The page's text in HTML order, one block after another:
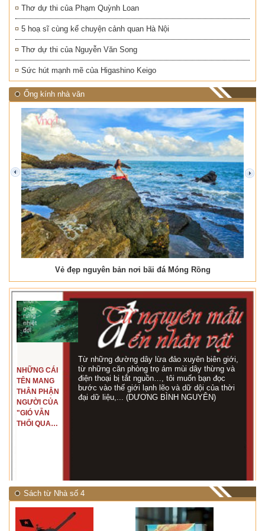
Thơ dự thi của Phạm Quỳnh Loan
5 hoạ sĩ cùng kể chuyện cảnh quan Hà Nội
Thơ dự thi của Nguyễn Văn Song
Sức hút mạnh mẽ của Higashino Keigo
Ống kính nhà văn
Vẻ đẹp nguyên bản nơi bãi đá Móng Rồng
prev next
NHỮNG CÁI
TÊN MANG
THÂN PHẬN
NGƯỜI CỦA
"GIÓ VẪN
THỔI QUA
Từ những đường dây lừa đảo xuyên biên giới,
từ những căn phòng trọ ám mùi dây thừng và
điện thoại bị tắt nguồn…, tôi muốn bạn đọc
bước vào thế giới lạnh lẽo và dữ dội của thời
đại dữ liệu,... (DƯƠNG BÌNH NGUYÊN)
Sách từ Nhà số 4